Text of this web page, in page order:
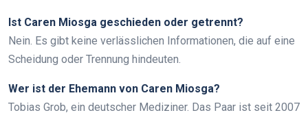
Ist Caren Miosga geschieden oder getrennt?
Nein. Es gibt keine verlässlichen Informationen, die auf eine
Scheidung oder Trennung hindeuten.
Wer ist der Ehemann von Caren Miosga?
Tobias Grob, ein deutscher Mediziner. Das Paar ist seit 2007